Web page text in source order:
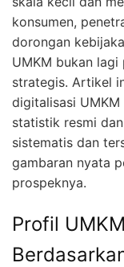
konsumen,
dorongan
UMKM bukan lagi
strategis. Artikel
digitalisasi
statistik resmi
sistematis dan
gambaran nyata
prospeknya.
Profil